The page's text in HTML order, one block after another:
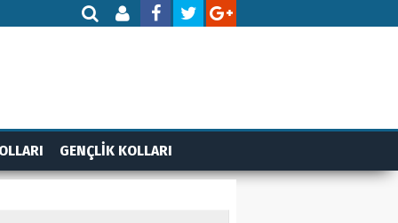
GENÇLİK KOLLARI
TAŞDEMİR
- Sağlık turizminde
başarı…
BULUZ